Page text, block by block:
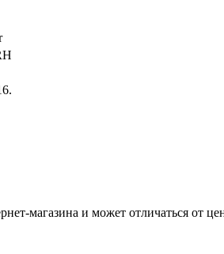
магазина и может отличаться от